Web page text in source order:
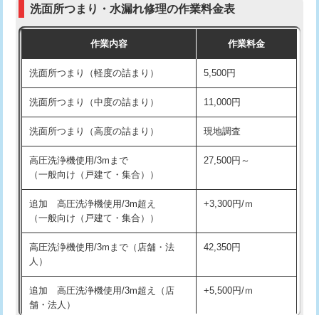
モルタル補修（厚さ10㎝まで） 27,500円
モルタル補修（厚さ10㎝超え） 38,500円
洗面台設置 38,500円
バスタブ設置 現場見積
追加人工 16,500円
廃棄・処分
※給水管工事は20mmまでの価格です。
交換・取付（その他部品） 11,000円+材料費
持込商品取付（単水栓） 13,200円
持込商品取付（混合水栓） 16,500円
持込商品取付（浄水器・分岐水栓） 16,500円
給水管工事※（ホール加工) 16,500円
給水管工事※（バンド止め)
給水管工事※（支持金具設置) 5,500円
給水管工事※（保温材使用（バンド止
め込み）)
5,500円
給水管工事※（土の掘削・埋め戻し作
業)
11,000円
洗面所つまり・水漏れ修理の作業料金表
作業内容 作業料金
洗面所つまり（軽度の詰まり） 5,500円
洗面所つまり（中度の詰まり） 11,000円
洗面所つまり（高度の詰まり） 現地調査
高圧洗浄機使用/3mまで
（一般向け（戸建て・集合））
27,500円～
追加 高圧洗浄機使用/3m超え
（一般向け（戸建て・集合））
+3,300円/ｍ
高圧洗浄機使用/3mまで（店舗・法
人）
42,350円
追加 高圧洗浄機使用/3m超え（店
舗・法人）
+5,500円/ｍ